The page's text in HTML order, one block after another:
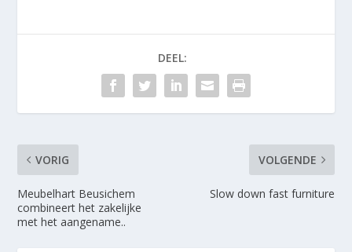
DEEL:
VORIG
Meubelhart Beusichem
combineert het zakelijke
met het aangename..
VOLGENDE
Slow down fast furniture